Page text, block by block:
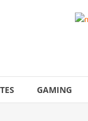
GAMING